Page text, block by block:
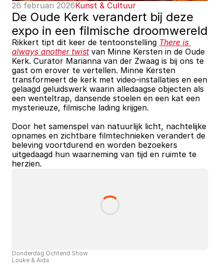
26 februari 2026Kunst & Cultuur
De Oude Kerk verandert bij deze
expo in een filmische droomwereld
Rikkert tipt dit keer de tentoonstelling There is
always another twist van Minne Kersten in de Oude
Kerk. Curator Marianna van der Zwaag is bij ons te
gast om erover te vertellen. Minne Kersten
transformeert de kerk met video-installaties en een
gelaagd geluidswerk waarin alledaagse objecten als
een wenteltrap, dansende stoelen en een kat een
mysterieuze, filmische lading krijgen.
Door het samenspel van natuurlijk licht, nachtelijke
opnames en zichtbare filmtechnieken verandert de
beleving voortdurend en worden bezoekers
uitgedaagd hun waarneming van tijd en ruimte te
herzien.
Donderdag Ochtend Show
Louke & Aida